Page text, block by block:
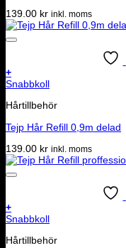
139.00 kr inkl. moms
+
Snabbkoll
Hårtillbehör
Tejp Hår Refill 0,9m delad
139.00 kr inkl. moms
+
Snabbkoll
Hårtillbehör